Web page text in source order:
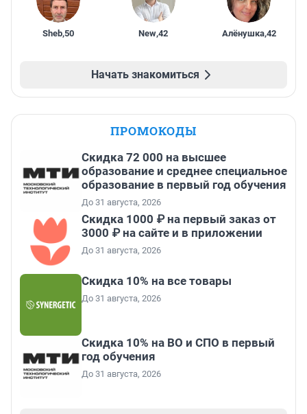
Sheb,50 New,42 Алёнушка,42
Начать знакомиться
ПРОМОКОДЫ
Скидка 72 000 на высшее
образование и среднее специальное
образование в первый год обучения
До 31 августа, 2026
Скидка 1000 ₽ на первый заказ от
3000 ₽ на сайте и в приложении
До 31 августа, 2026
Скидка 10% на все товары
До 31 августа, 2026
Скидка 10% на ВО и СПО в первый
год обучения
До 31 августа, 2026